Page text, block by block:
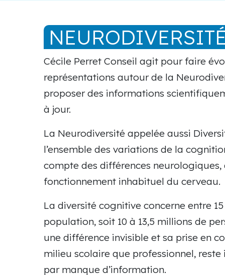
NEURODIVERSITÉ
Cécile Perret Conseil agit pour faire
représentations autour de la
proposer des informations
à jour.
La Neurodiversité appelée aussi
l’ensemble des variations de la
compte des différences neurologiques,
fonctionnement inhabituel du cerveau.
La diversité cognitive concerne entre
population, soit 10 à 13,5 millions de
une différence invisible et sa prise en
milieu scolaire que professionnel,
par manque d’information.